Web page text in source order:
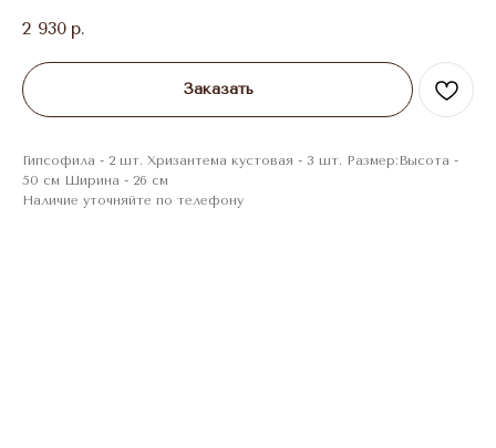
2 930 р.
Заказать
Гипсофила - 2 шт. Хризантема кустовая - 3 шт. Размер:Высота -
50 см Ширина - 26 см
Наличие уточняйте по телефону